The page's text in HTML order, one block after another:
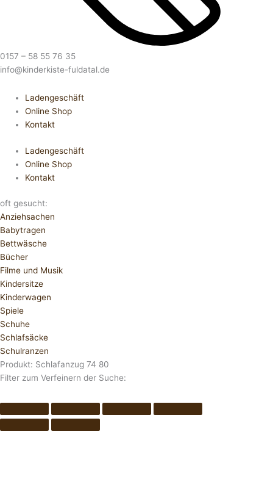
0157 – 58 55 76 35
info@kinderkiste-fuldatal.de
Ladengeschäft
Online Shop
Kontakt
Ladengeschäft
Online Shop
Kontakt
oft gesucht:
Anziehsachen
Babytragen
Bettwäsche
Bücher
Filme und Musik
Kindersitze
Kinderwagen
Spiele
Schuhe
Schlafsäcke
Schulranzen
Produkt: Schlafanzug 74 80
Filter zum Verfeinern der Suche: